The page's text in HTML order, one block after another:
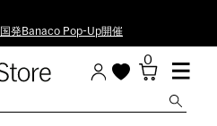
発Banaco Pop-Up開催
0